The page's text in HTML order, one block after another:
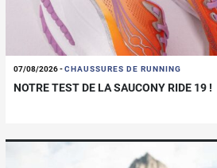
07/08/2026-CHAUSSURES DE RUNNING
NOTRE TEST DE LA SAUCONY RIDE 19 !